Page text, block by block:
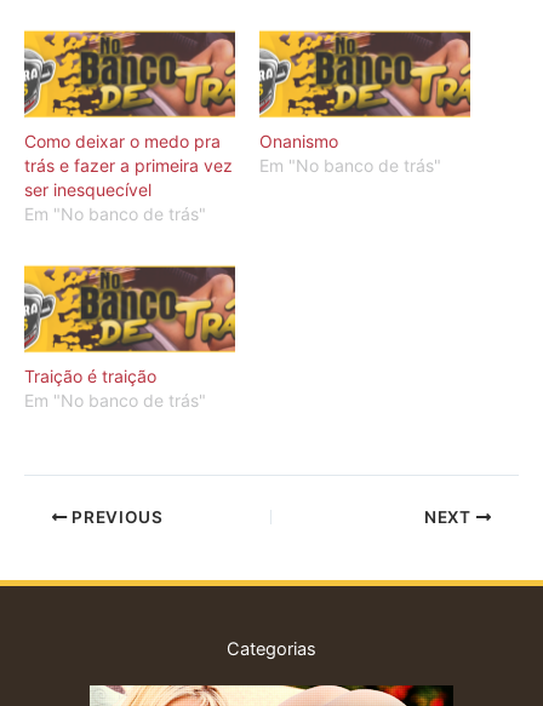
Como deixar o medo pra
trás e fazer a primeira vez
ser inesquecível
Em "No banco de trás"
Onanismo
Em "No banco de trás"
Traição é traição
Em "No banco de trás"
PREVIOUS NEXT
Categorias